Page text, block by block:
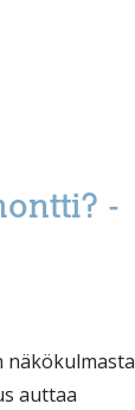
-
näkökulmasta
auttaa